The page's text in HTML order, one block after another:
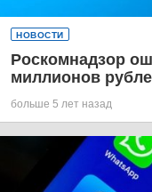
НОВОСТИ
Роскомнадзор
миллионов
больше 5 лет назад